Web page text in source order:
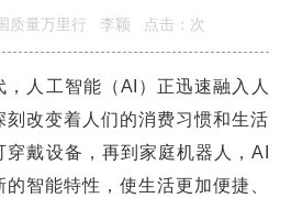
质量万里行 李颖 点击： 次
人工智能（AI）正迅速融入人
改变着人们的消费习惯和生活
戴设备，再到家庭机器人，AI
智能特性，使生活更加便捷、